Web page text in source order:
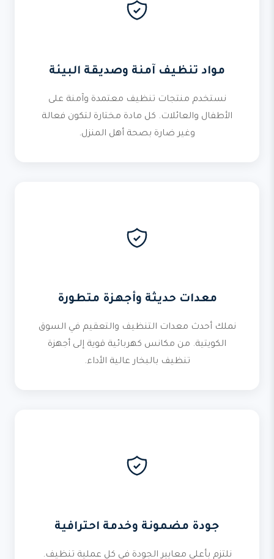
مواد تنظيف آمنة وصديقة البيئة
نستخدم منتجات تنظيف معتمدة وآمنة على
الأطفال والعائلات. كل مادة مختارة لتكون فعالة
وغير ضارة بصحة أهل المنزل.
معدات حديثة وأجهزة متطورة
نملك أحدث معدات التنظيف والتعقيم في السوق
الكويتية. من مكانس كهربائية قوية إلى أجهزة
تنظيف بالبخار عالية الأداء.
جودة مضمونة وخدمة احترافية
نلتزم بأعلى معايير الجودة في كل عملية تنظيف.